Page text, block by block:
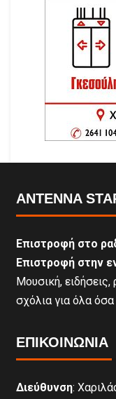
ANTENNA
Επιστροφή στο
Επιστροφή στην
Μουσική, ειδήσεις,
σχόλια για όλα
ΕΠΙΚΟΙΝΩΝΊΑ
Διεύθυνση: